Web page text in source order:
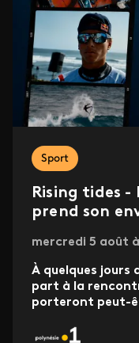
Sport
Rising tides -
prend son
mercredi 5 août
À quelques jours
part à la
porteront peut-